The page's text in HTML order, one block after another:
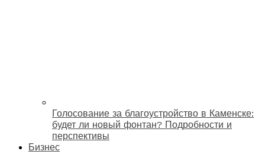
Голосование за благоустройство в Каменске:
будет ли новый фонтан? Подробности и
перспективы
Бизнес